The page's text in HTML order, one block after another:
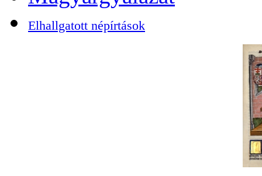
Elhallgatott népírtások